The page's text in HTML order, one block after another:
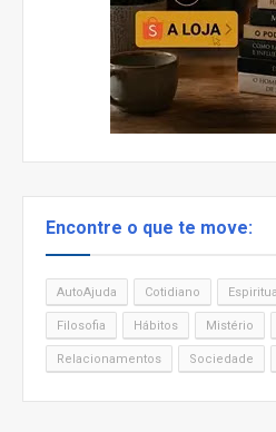
Encontre o que te move:
AutoAjuda Cotidiano
Filosofia Hábitos Mistério
Relacionamentos Sociedade